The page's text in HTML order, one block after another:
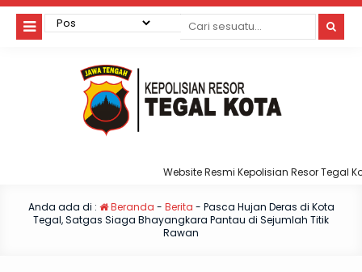
Website Resmi Kepolisian Resor Tegal Kota
Anda ada di : Beranda - Berita - Pasca Hujan Deras di Kota
Tegal, Satgas Siaga Bhayangkara Pantau di Sejumlah Titik
Rawan